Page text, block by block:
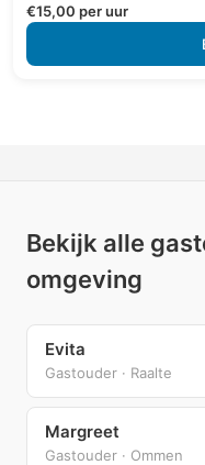
€15,00 per uur
Bekijk alle
omgeving
Evita
Gastouder · Raalte
Margreet
Gastouder · Ommen